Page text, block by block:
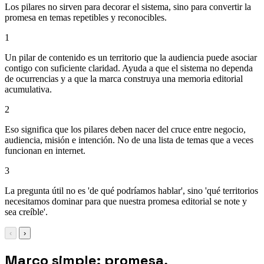
Los pilares no sirven para decorar el sistema, sino para convertir la
promesa en temas repetibles y reconocibles.
1
Un pilar de contenido es un territorio que la audiencia puede asociar
contigo con suficiente claridad. Ayuda a que el sistema no dependa
de ocurrencias y a que la marca construya una memoria editorial
acumulativa.
2
Eso significa que los pilares deben nacer del cruce entre negocio,
audiencia, misión e intención. No de una lista de temas que a veces
funcionan en internet.
3
La pregunta útil no es 'de qué podríamos hablar', sino 'qué territorios
necesitamos dominar para que nuestra promesa editorial se note y
sea creíble'.
‹ ›
Marco simple: promesa,